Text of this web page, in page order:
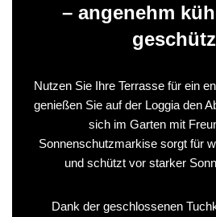
– angenehm
Nutzen Sie Ihre Terrasse für ein
genießen Sie auf der Loggia den
sich im Garten mit
Sonnenschutzmarkise sorgt für
und schützt vor starker
Dank der geschlossenen